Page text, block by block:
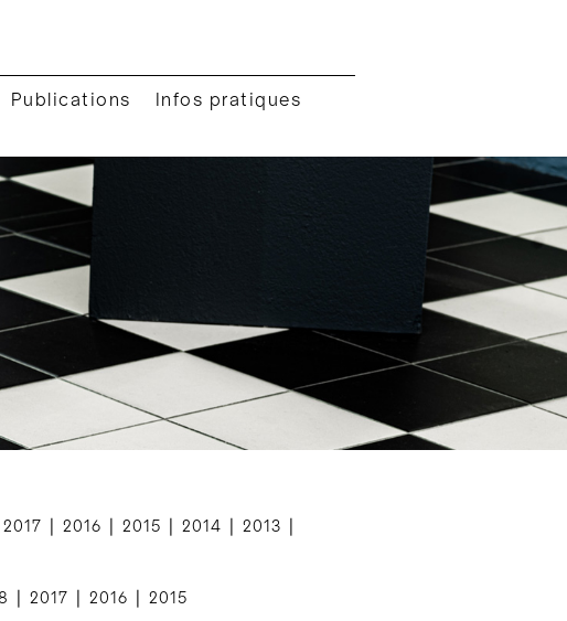
Publications Infos pratiques
2017 2016 2015 2014 2013
2017 2016 2015